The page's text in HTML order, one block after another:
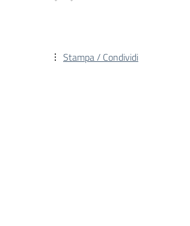
Stampa / Condividi